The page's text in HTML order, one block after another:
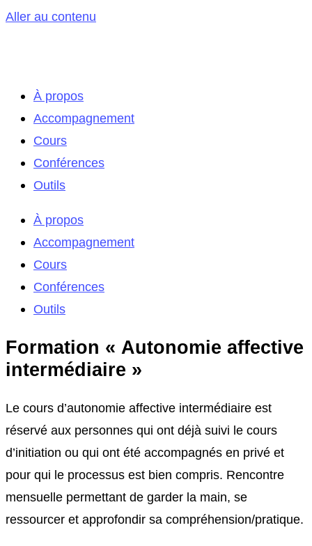
Aller au contenu
À propos
Accompagnement
Cours
Conférences
Outils
À propos
Accompagnement
Cours
Conférences
Outils
Formation « Autonomie affective
intermédiaire »
Le cours d’autonomie affective intermédiaire est
réservé aux personnes qui ont déjà suivi le cours
d’initiation ou qui ont été accompagnés en privé et
pour qui le processus est bien compris. Rencontre
mensuelle permettant de garder la main, se
ressourcer et approfondir sa compréhension/pratique.